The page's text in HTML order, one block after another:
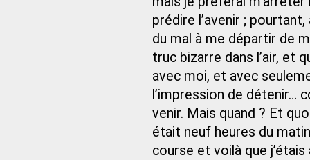
prédire l’avenir ;
du mal à me départir de
truc bizarre dans l’air, et
avec moi, et avec
l’impression de détenir…
venir. Mais quand ? Et
était neuf heures du
course et voilà que